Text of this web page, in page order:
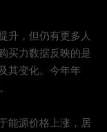
升，但仍有更多人
买力数据反映的是
其变化。今年年
能源价格上涨，居